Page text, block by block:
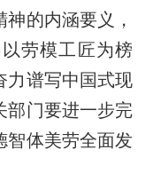
的内涵要义，
劳模工匠为榜
力谱写中国式现
部门要进一步完
智体美劳全面发